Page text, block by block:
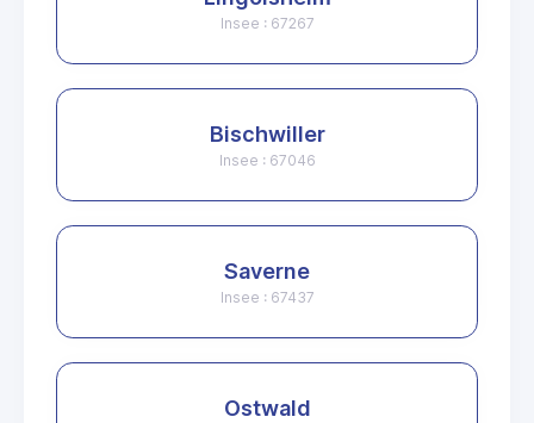
Insee : 67267
Bischwiller
Insee : 67046
Saverne
Insee : 67437
Ostwald